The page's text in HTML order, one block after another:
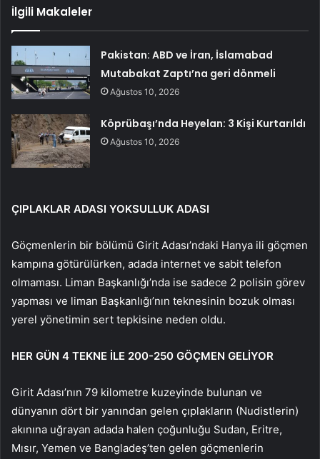
İlgili Makaleler
Pakistan: ABD ve İran, İslamabad
Mutabakat Zaptı’na geri dönmeli
Ağustos 10, 2026
Köprübaşı’nda Heyelan: 3 Kişi Kurtarıldı
Ağustos 10, 2026
ÇIPLAKLAR ADASI YOKSULLUK ADASI
Göçmenlerin bir bölümü Girit Adası’ndaki Hanya ili göçmen
kampına götürülürken, adada internet ve sabit telefon
olmaması. Liman Başkanlığı’nda ise sadece 2 polisin görev
yapması ve liman Başkanlığı’nın teknesinin bozuk olması
yerel yönetimin sert tepkisine neden oldu.
HER GÜN 4 TEKNE İLE 200-250 GÖÇMEN GELİYOR
Girit Adası’nın 79 kilometre kuzeyinde bulunan ve
dünyanın dört bir yanından gelen çıplakların (Nudistlerin)
akınına uğrayan adada halen çoğunluğu Sudan, Eritre,
Mısır, Yemen ve Bangladeş’ten gelen göçmenlerin